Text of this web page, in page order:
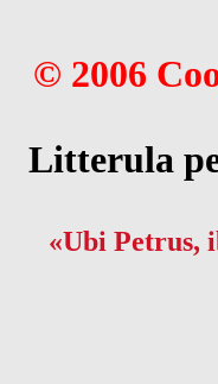
© 2006
Litterula
«Ubi Petrus,